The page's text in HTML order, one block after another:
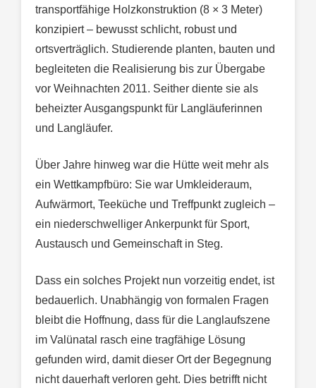
transportfähige Holzkonstruktion (8 × 3 Meter)
konzipiert – bewusst schlicht, robust und
ortsverträglich. Studierende planten, bauten und
begleiteten die Realisierung bis zur Übergabe
vor Weihnachten 2011. Seither diente sie als
beheizter Ausgangspunkt für Langläuferinnen
und Langläufer.
Über Jahre hinweg war die Hütte weit mehr als
ein Wettkampfbüro: Sie war Umkleideraum,
Aufwärmort, Teeküche und Treffpunkt zugleich –
ein niederschwelliger Ankerpunkt für Sport,
Austausch und Gemeinschaft in Steg.
Dass ein solches Projekt nun vorzeitig endet, ist
bedauerlich. Unabhängig von formalen Fragen
bleibt die Hoffnung, dass für die Langlaufszene
im Valünatal rasch eine tragfähige Lösung
gefunden wird, damit dieser Ort der Begegnung
nicht dauerhaft verloren geht. Dies betrifft nicht